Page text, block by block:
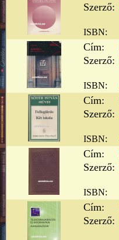
Szerző:
ISBN:
Cím:
Szerző:
ISBN:
Cím:
Szerző:
ISBN:
Cím:
Szerző:
ISBN:
Cím:
Szerző: